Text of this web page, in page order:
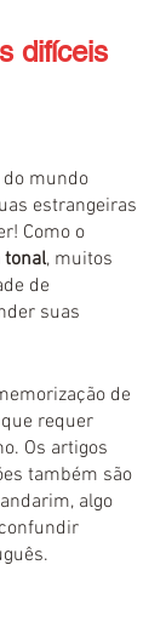
difíceis
do mundo
estrangeiras
Como o
tonal, muitos
de
suas
de
requer
Os artigos
também são
algo